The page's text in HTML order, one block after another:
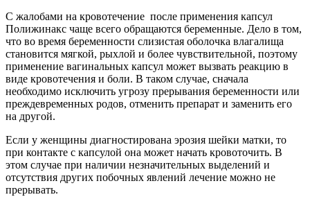
С жалобами на кровотечение после применения капсул
Полижинакс чаще всего обращаются беременные. Дело в том,
что во время беременности слизистая оболочка влагалища
становится мягкой, рыхлой и более чувствительной, поэтому
применение вагинальных капсул может вызвать реакцию в
виде кровотечения и боли. В таком случае, сначала
необходимо исключить угрозу прерывания беременности или
преждевременных родов, отменить препарат и заменить его
на другой.
Если у женщины диагностирована эрозия шейки матки, то
при контакте с капсулой она может начать кровоточить. В
этом случае при наличии незначительных выделений и
отсутствия других побочных явлений лечение можно не
прерывать.